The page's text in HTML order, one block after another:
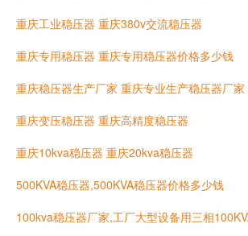
重庆工业稳压器 重庆380v交流稳压器
重庆专用稳压器 重庆专用稳压器价格多少钱
重庆稳压器生产厂家 重庆专业生产稳压器厂家
重庆变压稳压器 重庆高精度稳压器
重庆10kva稳压器 重庆20kva稳压器
500KVA稳压器,500KVA稳压器价格多少钱
100kva稳压器厂家,工厂大型设备用三相